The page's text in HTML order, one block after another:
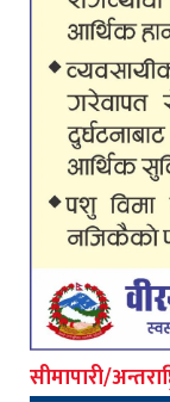
सीमापारी/